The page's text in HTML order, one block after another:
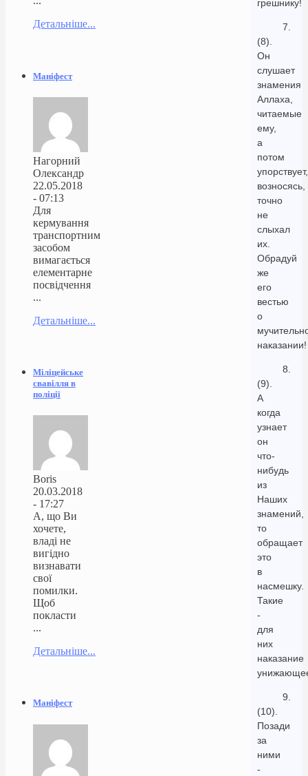
грешнику!
7.
(8).
Он
слушает
знамения
Аллаха,
читаемые
ему,
а
потом
упорствует,
возносясь,
точно
не
слыхал
их.
Обрадуй
же
его
вестью
о
наказании!
8.
(9).
А
когда
узнает
он
что-
нибудь
из
Наших
знамений,
то
обращает
это
в
насмешку.
Такие
-
для
них
наказание
9.
(10).
Позади
за
ними
-
Детальніше...
Маніфест
Нагорний
Олександр
22.05.2018
- 07:13
Для
кермування
транспортним
засобом
вимагається
елементарне
посвідчення
...
Детальніше...
Міліцейське
свавілля в
поліції
Boris
20.03.2018
- 17:27
А, що Ви
хочете,
владі не
вигідно
визнавати
свої
помилки.
Щоб
покласти
...
Детальніше...
Маніфест